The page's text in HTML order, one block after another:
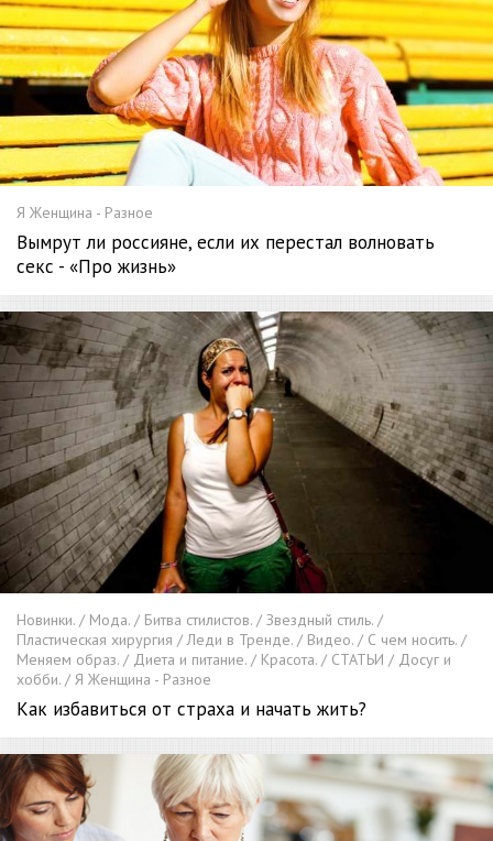
Я Женщина - Разное
Вымрут ли россияне, если их перестал волновать
секс - «Про жизнь»
Новинки. / Мода. / Битва стилистов. / Звездный стиль. /
Пластическая хирургия / Леди в Тренде. / Видео. / С чем носить. /
Меняем образ. / Диета и питание. / Красота. / СТАТЬИ / Досуг и
хобби. / Я Женщина - Разное
Как избавиться от страха и начать жить?